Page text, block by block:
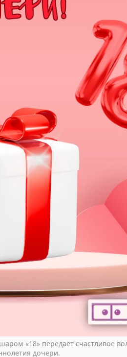
«18» передаёт счастливое
дочери.